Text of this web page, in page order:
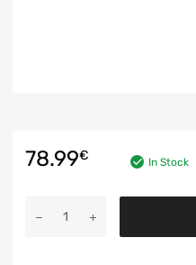
78.99€ In Stock